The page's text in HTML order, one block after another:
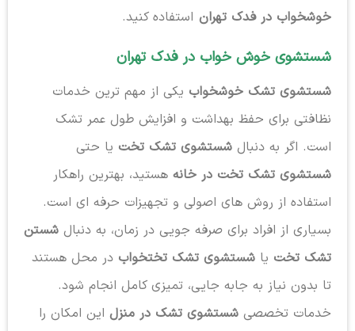
خوشخواب در فدک تهران استفاده کنید.
شستشوی خوش خواب در فدک تهران
شستشوی تشک خوشخوابیکی از مهم ترین خدمات
نظافتی برای حفظ بهداشت و افزایش طول عمر تشک
است. اگر به دنبال شستشوی تشک تختیا حتی
شستشوی تشک تخت در خانههستید، بهترین راهکار
استفاده از روش های اصولی و تجهیزات حرفه ای است.
بسیاری از افراد برای صرفه جویی در زمان، به دنبال شستن
تشک تختیا شستشوی تشک تختخوابدر محل هستند
تا بدون نیاز به جابه جایی، تمیزی کامل انجام شود.
خدمات تخصصی شستشوی تشک در منزلاین امکان را